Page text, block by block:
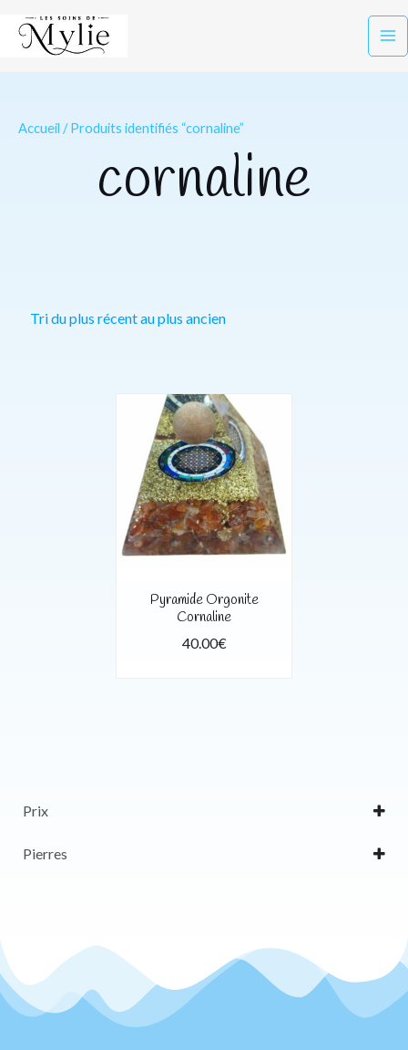
Prix
Pierres
Accueil / Produits identifiés “cornaline”
cornaline
Pyramide Orgonite
Cornaline
40.00€